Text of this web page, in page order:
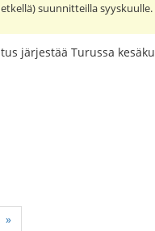
suunnitteilla
järjestää Turussa
»